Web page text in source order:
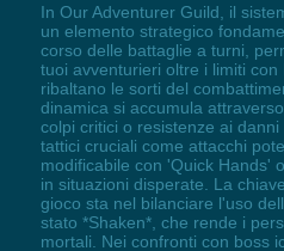
In Our Adventurer Guild, il
un elemento strategico
corso delle battaglie a turni,
tuoi avventurieri oltre i limiti con
ribaltano le sorti del
dinamica si accumula
colpi critici o resistenze ai
tattici cruciali come attacchi
modificabile con 'Quick Hands'
in situazioni disperate. La
gioco sta nel bilanciare l'uso
stato *Shaken*, che rende i
mortali. Nei confronti con boss